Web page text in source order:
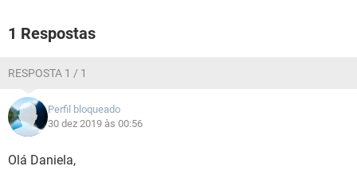
1 Respostas
RESPOSTA 1 / 1
Perfil bloqueado
30 dez 2019 às 00:56
Olá Daniela,